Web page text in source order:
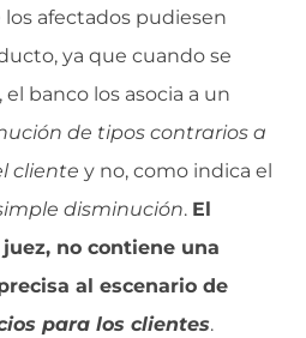
afectados pudiesen
ya que cuando se
el banco los asocia a un
de tipos contrarios a
cliente  y no, como indica el
disminución. El
no contiene una
al escenario de
para los clientes.